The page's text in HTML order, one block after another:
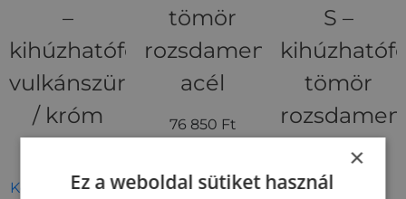
–
kihúzhatófejes
vulkánszürke
/ króm
Kosárba teszem
tömör
rozsdamentes
acél
76 850 Ft
S –
tömör
acél
117 700
×
Ez a weboldal sütiket használ